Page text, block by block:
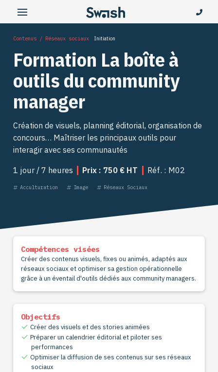
Contenus / Réseaux sociaux Initiation
Formation La boîte à
outils du community
manager
Création de visuels, planning éditorial, organisation de
concours… Maîtriser les principaux outils pour
interagir avec ses communautés
1 jour / 7 heures Prix : 750 € HT Réf. : M02
Acculturation Image Réseaux Sociaux
Compétences visées
Créer des contenus visuels, fixes ou animés, adaptés aux
réseaux sociaux et optimiser sa gestion opérationnelle
grâce à un éventail d'outils dédiés aux community managers.
Objectifs
Créer des visuels et des stories animées
Préparer un calendrier éditorial et piloter ses
performances
Optimiser la diffusion de ses contenus sur ses réseaux
sociaux